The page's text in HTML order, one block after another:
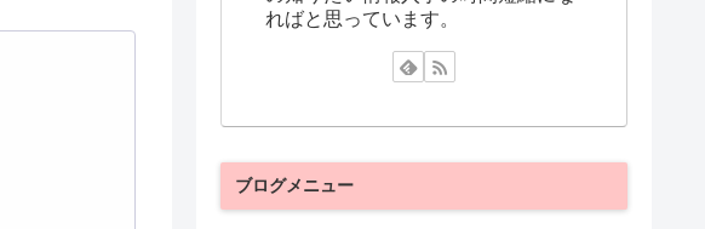
ればと思っています。
ブログメニュー